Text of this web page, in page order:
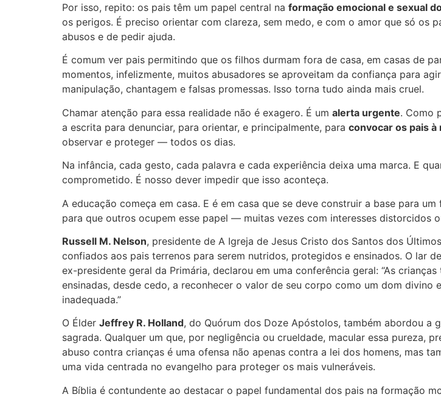
Por isso, repito: os pais têm um papel central na formação emocional e sexual
os perigos. É preciso orientar com clareza, sem medo, e com o amor que só os
abusos e de pedir ajuda.
É comum ver pais permitindo que os filhos durmam fora de casa, em casas de
momentos, infelizmente, muitos abusadores se aproveitam da confiança para
manipulação, chantagem e falsas promessas. Isso torna tudo ainda mais cruel.
Chamar atenção para essa realidade não é exagero. É um alerta urgente. Como
a escrita para denunciar, para orientar, e principalmente, para convocar os pais
observar e proteger — todos os dias.
Na infância, cada gesto, cada palavra e cada experiência deixa uma marca. E
comprometido. É nosso dever impedir que isso aconteça.
A educação começa em casa. E é em casa que se deve construir a base para
para que outros ocupem esse papel — muitas vezes com interesses distorcidos
Russell M. Nelson, presidente de A Igreja de Jesus Cristo dos Santos dos
confiados aos pais terrenos para serem nutridos, protegidos e ensinados. O lar
ex-presidente geral da Primária, declarou em uma conferência geral: “As
ensinadas, desde cedo, a reconhecer o valor de seu corpo como um dom
inadequada.”
O Élder Jeffrey R. Holland, do Quórum dos Doze Apóstolos, também abordou a
sagrada. Qualquer um que, por negligência ou crueldade, macular essa pureza,
abuso contra crianças é uma ofensa não apenas contra a lei dos homens, mas
uma vida centrada no evangelho para proteger os mais vulneráveis.
A Bíblia é contundente ao destacar o papel fundamental dos pais na formação